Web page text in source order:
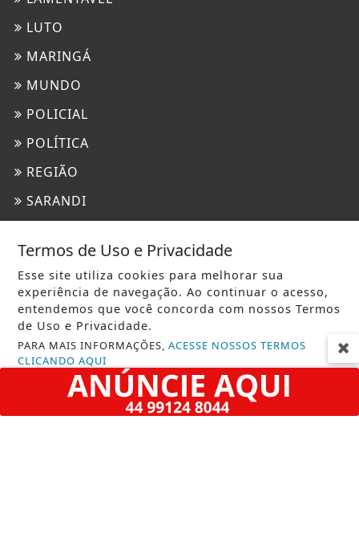
LUTO
MARINGÁ
MUNDO
POLICIAL
POLÍTICA
REGIÃO
SARANDI
TECNOLOGIA & INOVAÇÃO
TRAGÉDIA
URGENTE
INFORMAÇÕES
CONTATO
TERMOS DE USO E PRIVACIDADE
Termos de Uso e Privacidade
Esse site utiliza cookies para melhorar sua
experiência de navegação. Ao continuar o acesso,
entendemos que você concorda com nossos Termos
de Uso e Privacidade.
PARA MAIS INFORMAÇÕES,ACESSE NOSSOS TERMOS
CLICANDO AQUI
PROSSEGUIR